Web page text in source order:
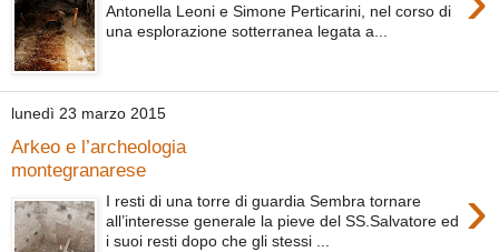
Antonella Leoni e Simone Perticarini, nel corso di
una esplorazione sotterranea legata a...
lunedì 23 marzo 2015
Arkeo e l’archeologia
montegranarese
›
I resti di una torre di guardia Sembra tornare
all’interesse generale la pieve del SS.Salvatore ed
i suoi resti dopo che gli stessi ...